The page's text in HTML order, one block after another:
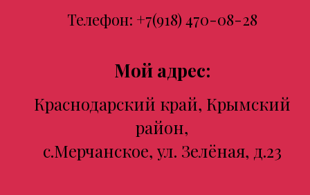
Телефон: +7(918) 470-08-28
Мой адрес:
Краснодарский край, Крымский
район,
с.Мерчанское, ул. Зелёная, д.23